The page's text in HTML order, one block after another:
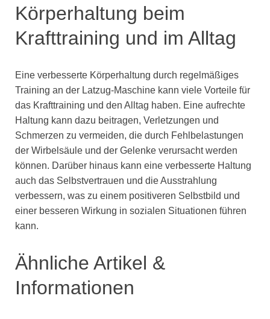
Körperhaltung beim
Krafttraining und im Alltag
Eine verbesserte Körperhaltung durch regelmäßiges
Training an der Latzug-Maschine kann viele Vorteile für
das Krafttraining und den Alltag haben. Eine aufrechte
Haltung kann dazu beitragen, Verletzungen und
Schmerzen zu vermeiden, die durch Fehlbelastungen
der Wirbelsäule und der Gelenke verursacht werden
können. Darüber hinaus kann eine verbesserte Haltung
auch das Selbstvertrauen und die Ausstrahlung
verbessern, was zu einem positiveren Selbstbild und
einer besseren Wirkung in sozialen Situationen führen
kann.
Ähnliche Artikel &
Informationen